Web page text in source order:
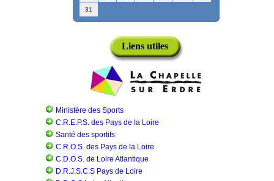
31
Liens utiles
Ministère des Sports
C.R.E.P.S. des Pays de la Loire
Santé des sportifs
C.R.O.S. des Pays de la Loire
C.D.O.S. de Loire Atlantique
D.R.J.S.C.S Pays de Loire